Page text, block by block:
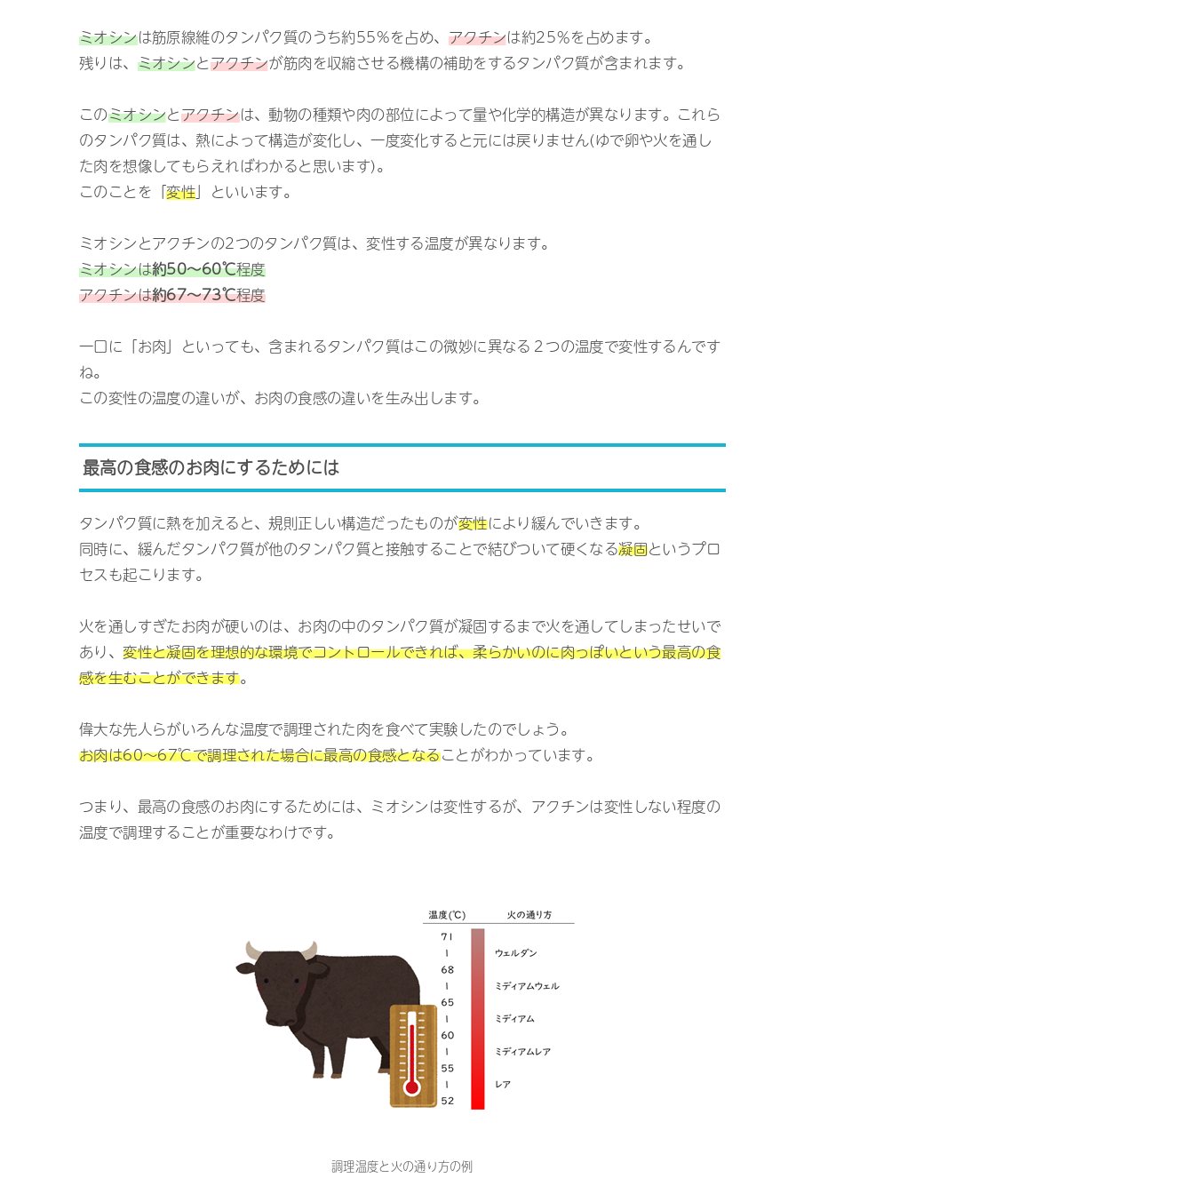
ミオシンは筋原線維のタンパク質のうち約55%を占め、 アクチンは約25％を占めます。
残りは、 ミオシンとアクチンが筋肉を収縮させる機構の補助をするタンパク質が含まれます。
このミオシンとアクチンは、動物の種類や肉の部位によって量や化学的構造が異なります。これら
のタンパク質は、熱によって構造が変化し、一度変化すると元には戻りません(ゆで卵や火を通し
た肉を想像してもらえればわかると思います)。
このことを「変性」といいます。
ミオシンとアクチンの2つのタンパク質は、変性する温度が異なります。
ミオシンは約50～60℃程度
アクチンは約67～73℃程度
一口に「お肉」といっても、含まれるタンパク質はこの微妙に異なる２つの温度で変性するんです
ね。
この変性の温度の違いが、お肉の食感の違いを生み出します。
最高の食感のお肉にするためには
タンパク質に熱を加えると、規則正しい構造だったものが変性により緩んでいきます。
同時に、緩んだタンパク質が他のタンパク質と接触することで結びついて硬くなる凝固というプロ
セスも起こります。
火を通しすぎたお肉が硬いのは、お肉の中のタンパク質が凝固するまで火を通してしまったせいで
あり、変性と凝固を理想的な環境でコントロールできれば、柔らかいのに肉っぽいという最高の食
感を生むことができます。
偉大な先人らがいろんな温度で調理された肉を食べて実験したのでしょう。
お肉は60～67℃で調理された場合に最高の食感となることがわかっています。
つまり、最高の食感のお肉にするためには、ミオシンは変性するが、アクチンは変性しない程度の
温度で調理することが重要なわけです。
調理温度と火の通り方の例